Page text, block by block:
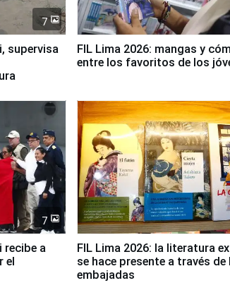
7
supervisa
FIL Lima 2026: mangas y
entre los favoritos de los
7
recibe a
el
FIL Lima 2026: la literatura
se hace presente a través de
embajadas